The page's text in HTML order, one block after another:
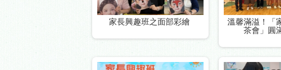
家長興趣班之面部彩繪 溫馨滿溢！「
茶會」圓